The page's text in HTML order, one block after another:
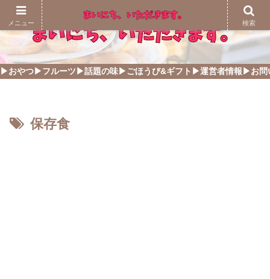
▶おやつ▶フルーツ ▶話題の味▶ごほうび&ギフト ▶運営者情報 ▶お問
保存食
メニュー 検索